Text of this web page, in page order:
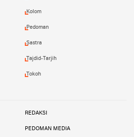
Kolom
Pedoman
Sastra
Tajdid-Tarjih
Tokoh
REDAKSI
PEDOMAN MEDIA